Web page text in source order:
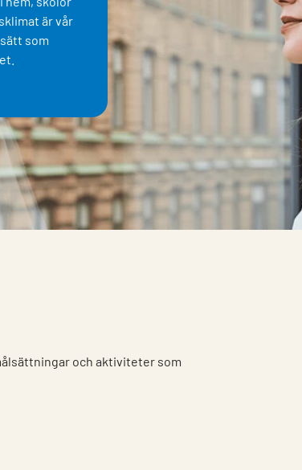
är vår
som
och aktiviteter som